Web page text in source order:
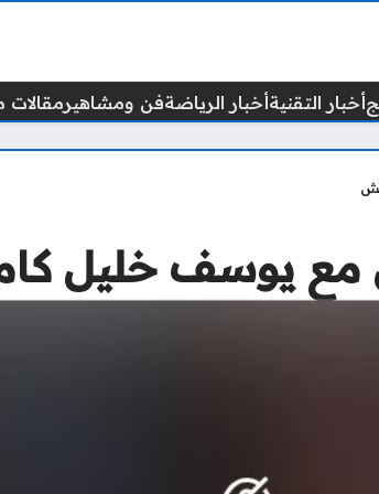
أخبار التقنيةأخبار الرياضةفن ومشاهيرمقالات
مع يوسف خليل